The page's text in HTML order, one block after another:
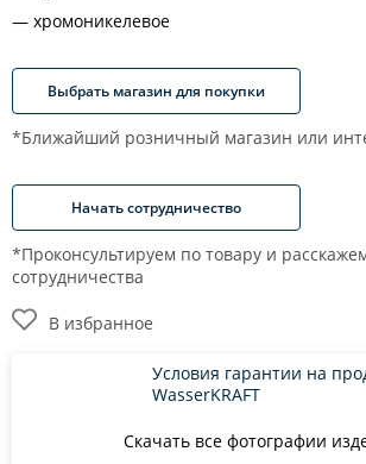
хромоникелевое
Выбрать магазин для покупки
*Ближайший розничный магазин или
Начать сотрудничество
*Проконсультируем по товару и
сотрудничества
В избранное
Скачать все фотографии
Условия гарантии на
WasserKRAFT